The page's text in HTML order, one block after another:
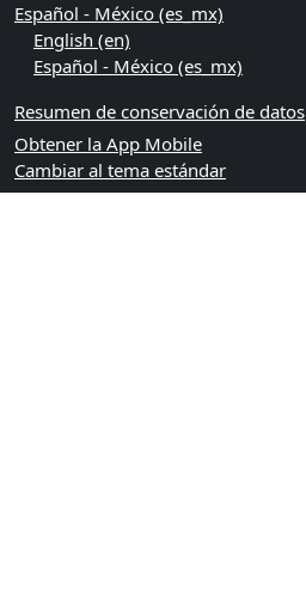
Español - México ‎(es_mx)‎
English ‎(en)‎
Español - México ‎(es_mx)‎
Resumen de conservación de datos
Obtener la App Mobile
Cambiar al tema estándar